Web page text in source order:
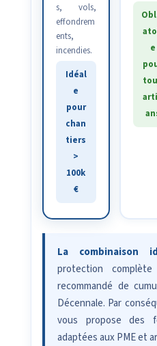
s, vols,
effondrem
ents,
incendies.
Idéal
e
pour
chan
tiers
>
100k
€
e
La combinaison
protection
recommandé de
Décennale. Par
vous propose des
adaptées aux PME et